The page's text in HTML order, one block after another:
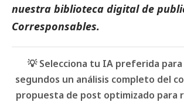
nuestra biblioteca digital de
Corresponsables.
💡 Selecciona tu IA preferida
segundos un análisis completo del
propuesta de post optimizado para